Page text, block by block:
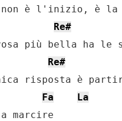
Re#
Re#
Fa
La
marcire